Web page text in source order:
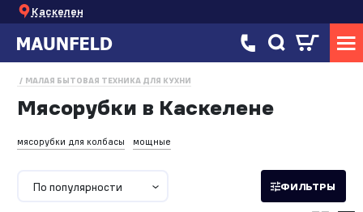
Каскелен
МАЛАЯ БЫТОВАЯ ТЕХНИКА ДЛЯ КУХНИ
Мясорубки в Каскелене
мясорубки для колбасы мощные
По популярности ФИЛЬТРЫ